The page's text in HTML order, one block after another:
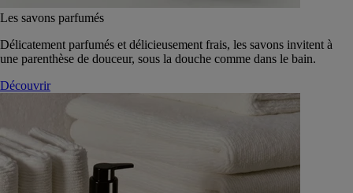
Les savons parfumés
Délicatement parfumés et délicieusement frais, les savons invitent à
une parenthèse de douceur, sous la douche comme dans le bain.
Découvrir